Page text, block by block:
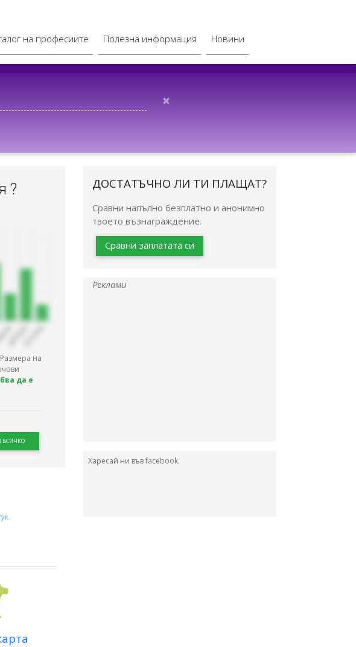
на професиите Полезна информация Новини
×
?
на
да е
ВСИЧКО
ДОСТАТЪЧНО ЛИ ТИ ПЛАЩАТ?
Сравни напълно безплатно и анонимно
твоето възнаграждение.
Сравни заплатата си
Реклами
Харесай ни във facebook.